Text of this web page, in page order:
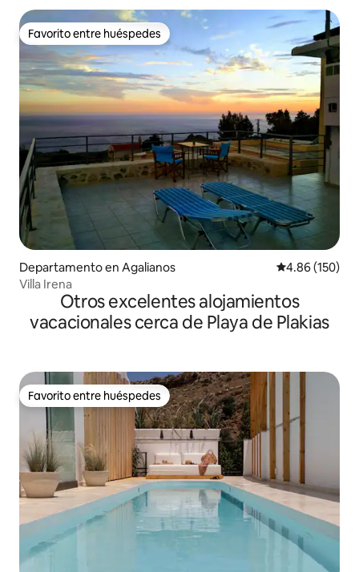
Favorito entre huéspedes
Favorito entre huéspedes
Departamento en Agalianos Calificación
4.86 (150)
Villa Irena
Otros excelentes alojamientos
vacacionales cerca de Playa de Plakias
Favorito entre huéspedes
Favorito entre huéspedes